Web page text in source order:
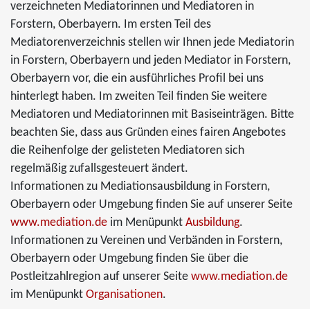
verzeichneten Mediatorinnen und Mediatoren in
Forstern, Oberbayern. Im ersten Teil des
Mediatorenverzeichnis stellen wir Ihnen jede Mediatorin
in Forstern, Oberbayern und jeden Mediator in Forstern,
Oberbayern vor, die ein ausführliches Profil bei uns
hinterlegt haben. Im zweiten Teil finden Sie weitere
Mediatoren und Mediatorinnen mit Basiseinträgen. Bitte
beachten Sie, dass aus Gründen eines fairen Angebotes
die Reihenfolge der gelisteten Mediatoren sich
regelmäßig zufallsgesteuert ändert.
Informationen zu Mediationsausbildung in Forstern,
Oberbayern oder Umgebung finden Sie auf unserer Seite
www.mediation.de im Menüpunkt Ausbildung.
Informationen zu Vereinen und Verbänden in Forstern,
Oberbayern oder Umgebung finden Sie über die
Postleitzahlregion auf unserer Seite www.mediation.de
im Menüpunkt Organisationen.